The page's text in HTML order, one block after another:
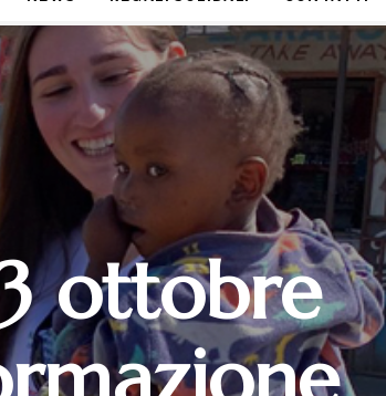
ottobre